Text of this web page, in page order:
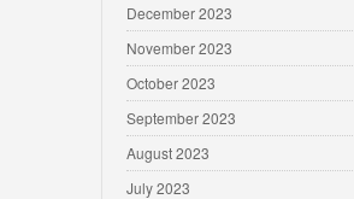
December 2023
November 2023
October 2023
September 2023
August 2023
July 2023